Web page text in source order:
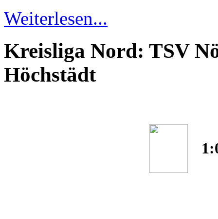
Weiterlesen...
Kreisliga Nord: TSV
Höchstädt